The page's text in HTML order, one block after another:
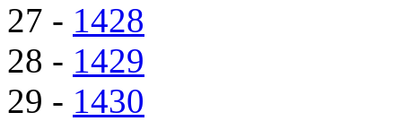
27 - 1428
28 - 1429
29 - 1430